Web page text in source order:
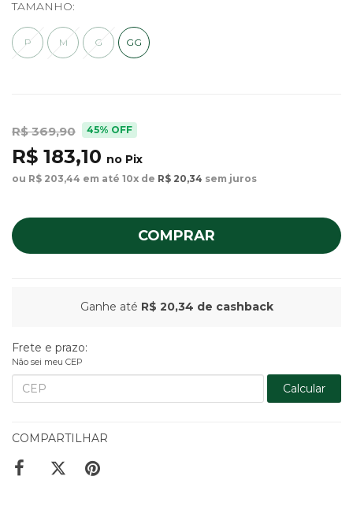
TAMANHO:
P M G GG
R$ 369,90 45% OFF
R$ 183,10 no Pix
ou R$ 203,44 em até 10x de R$ 20,34 sem juros
COMPRAR
Ganhe até R$ 20,34 de cashback
Frete e prazo:
Não sei meu CEP
Calcular
COMPARTILHAR